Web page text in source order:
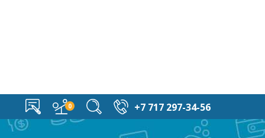
+7 717 297-34-56